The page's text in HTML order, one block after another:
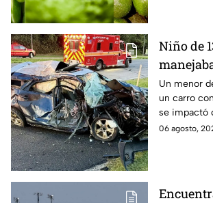
Niño de
provoca
muerto y
gravedad
Un menor
un carro
se impactó
vehículo en
06 agosto,